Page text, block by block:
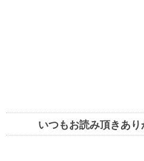
いつもお読み頂きあり